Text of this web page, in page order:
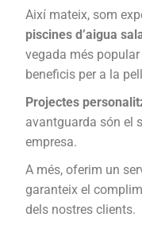
Així mateix, som
piscines d’aigua
vegada més
beneficis per a la
Projectes
avantguarda són el
empresa.
A més, oferim un
garanteix el
dels nostres clients.